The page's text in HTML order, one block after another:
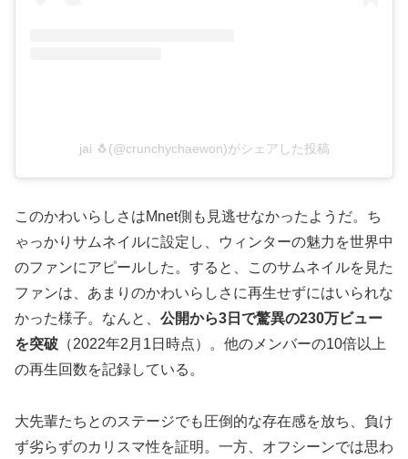
jai 🐧(@crunchychaewon)がシェアした投稿
このかわいらしさはMnet側も見逃せなかったようだ。ち
ゃっかりサムネイルに設定し、ウィンターの魅力を世界中
のファンにアピールした。すると、このサムネイルを見た
ファンは、あまりのかわいらしさに再生せずにはいられな
かった様子。なんと、 公開から3日で驚異の230万ビュー
を突破 （2022年2月1日時点）。他のメンバーの10倍以上
の再生回数を記録している。
大先輩たちとのステージでも圧倒的な存在感を放ち、負け
ず劣らずのカリスマ性を証明。一方、オフシーンでは思わ